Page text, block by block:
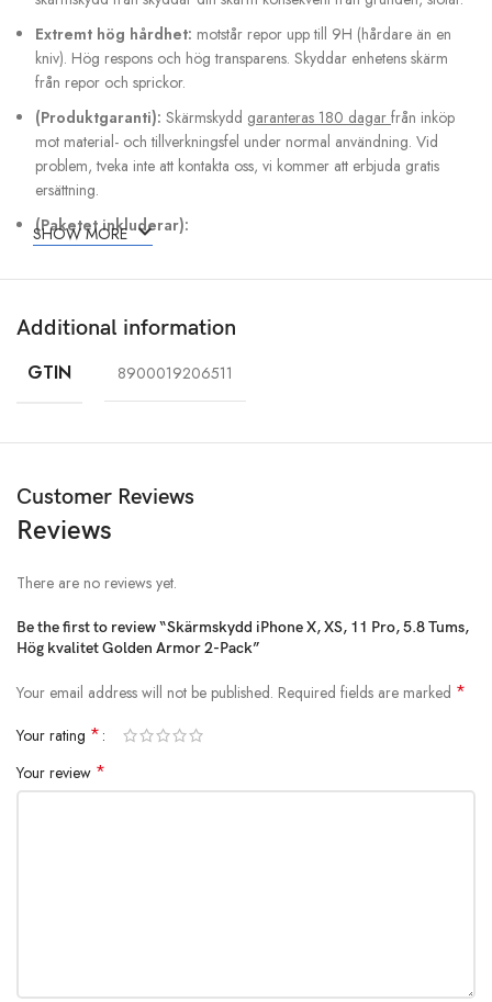
Extremt hög hårdhet: motstår repor upp till 9H (hårdare än en
kniv). Hög respons och hög transparens. Skyddar enhetens skärm
från repor och sprickor.
(Produktgaranti): Skärmskydd garanteras 180 dagarfrån inköp
mot material- och tillverkningsfel under normal användning. Vid
problem, tveka inte att kontakta oss, vi kommer att erbjuda gratis
ersättning.
(Paketet inkluderar):
2 x rengöringsduk
2 x våt rengöringsduk
Snabb leveransoch Levereras i ett skyddande bubbelkuvert – med
Snabbfakta
Anti-Shatter med hårdhet: 9H, Tjocklek: 0.40 mm
Enkel montering och Bubbelfri installation
5 gånger effektivare än vanliga skärmskydd Hårdhet
Garanti:Skärmskydd garanteras 180 dagar
SHOW MORE
Additional information
GTIN 8900019206511
Customer Reviews
Reviews
There are no reviews yet.
Be the first to review “Skärmskydd iPhone X, XS, 11 Pro, 5.8 Tums,
Hög kvalitet Golden Armor 2-Pack”
Your email address will not be published. Required fields are marked *
Your rating *
Your review *